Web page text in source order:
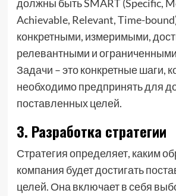
должны быть SMART (Specific,
Achievable, Relevant, Time-
конкретными, измеримыми,
релевантными и
Задачи – это конкретные шаги,
необходимо предпринять для
поставленных целей.
3. Разработка стратегии
Стратегия определяет, каким
компания будет достигать
целей. Она включает в себя